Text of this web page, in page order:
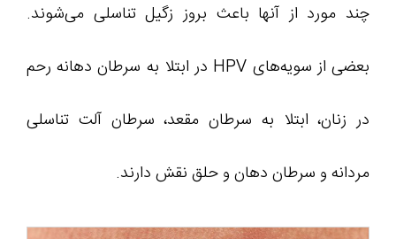
چند مورد از آنها باعث بروز زگیل تناسلی می‌شوند.
بعضی‌ از سویه‌های HPV در ابتلا به سرطان‌ دهانه رحم
در زنان، ابتلا به سرطان مقعد، سرطان آلت تناسلی
مردانه و سرطان دهان و حلق نقش دارند.